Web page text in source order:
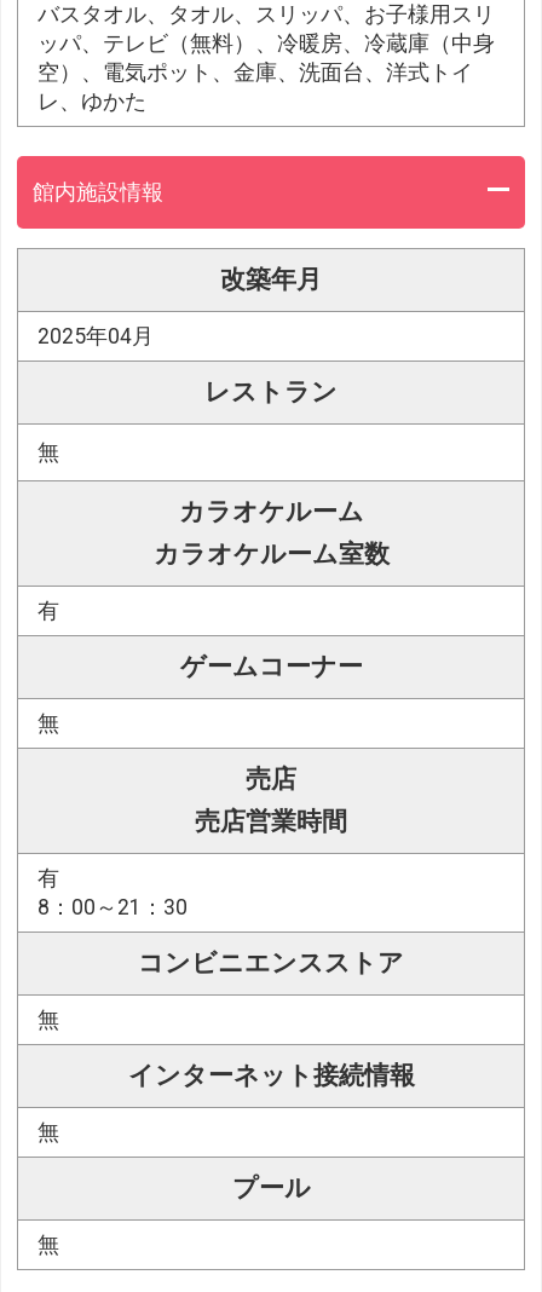
バスタオル、タオル、スリッパ、お子様用スリ
ッパ、テレビ（無料）、冷暖房、冷蔵庫（中身
空）、電気ポット、金庫、洗面台、洋式トイ
レ、ゆかた
館内施設情報
改築年月
2025年04月
レストラン
無
カラオケルーム
カラオケルーム室数
有
ゲームコーナー
無
売店
売店営業時間
有
8：00～21：30
コンビニエンスストア
無
インターネット接続情報
無
プール
無